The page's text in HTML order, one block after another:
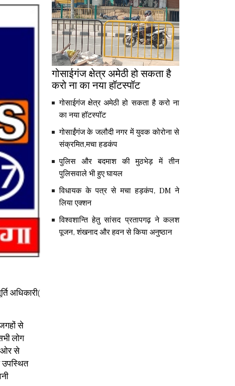
अधिकारी(
से
लोग
ओर से
उपस्थित
गोसाईगंज क्षेत्र अमेठी हो सकता है
करो ना का नया हॉटस्पॉट
गोसाईगंज क्षेत्र अमेठी हो सकता है करो ना
का नया हॉटस्पॉट
गोसाईंगंज के जलौदी नगर में युवक कोरोना से
संक्रमित,मचा हडकंप
पुलिस और बदमाश की मुठभेड़ में तीन
पुलिसवाले भी हुए घायल
विधायक के पत्र से मचा हड़कंप, DM ने
लिया एक्शन
विश्वशान्ति हेतु सांसद प्रतापगढ़ ने कलश
पूजन, शंखनाद और हवन से किया अनुष्ठान